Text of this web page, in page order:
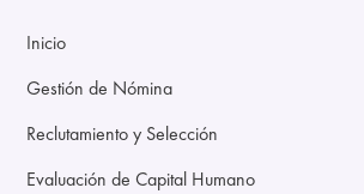
Inicio
Gestión de Nómina
Reclutamiento y Selección
Evaluación de Capital Humano